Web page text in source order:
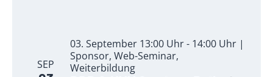
SEP
03. September 13:00 Uhr - 14:00 Uhr |
Sponsor, Web-Seminar,
Weiterbildung